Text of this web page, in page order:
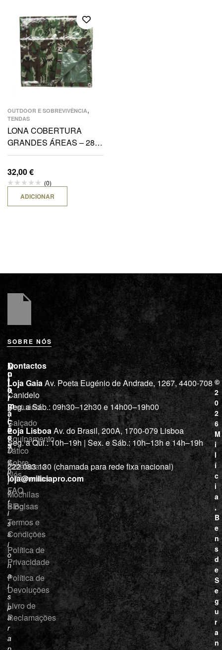
OUTDOOR E SOBREVIVÊNCIA,
TENDAS
LONA COBERTURA
GRANDES ÁREAS – 285
x 400 CM WOODLAND
32,00€
(0)
ADICIONAR
SOBRE NÓS
M
i
l
í
c
i
a
“
D
e
p
r
o
f
i
s
s
i
o
n
a
i
s
p
a
r
a
L
o
j
a
Vestuário
Calçado
Equipamento
Tático
Cutelaria e
ferramentas
Mochilas
e Bolsas
I
n
f
o
r
m
a
ç
õ
e
s
Sobre
Nós
FAQ
Blog
Termos e
Condições
Política de
Privacidade
Política de
Devoluções
Livro de
Reclamações
Contactos
Loja Gaia Av. Poeta Eugénio de Andrade, 1267, 4400-708
Canidelo
Seg. a Sáb.: 09h30–12h30 e 14h00–19h00
Loja LisboaAv. do Brasil, 200A, 1700-079 Lisboa
Seg. a Qui.: 10h–19h | Sex. e Sáb.: 10h–13h e 14h–19h
222 083 130 (chamada para rede fixa nacional)
loja@miliciapro.com
©
2
0
2
6
M
i
l
í
c
i
a
,
B
e
n
s
d
e
S
e
g
u
r
a
n